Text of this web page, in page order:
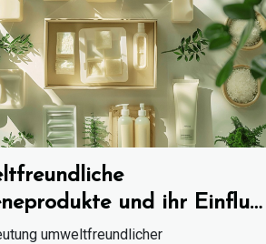
und ihr Einfluss
Gesundheit
umweltfreundlicher